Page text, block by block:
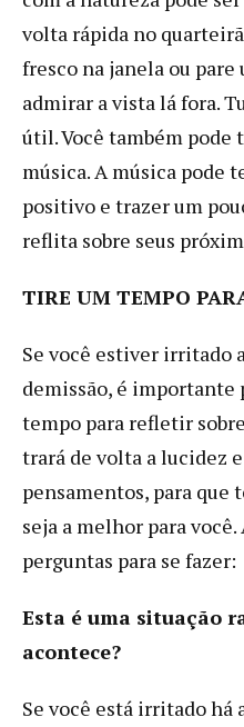
volta rápida no
fresco na janela ou
admirar a vista lá fora.
útil. Você também
música. A música pode
positivo e trazer um
reflita sobre seus
TIRE UM TEMPO
Se você estiver irritado
demissão, é importante
tempo para refletir
trará de volta a lucidez
pensamentos, para que
seja a melhor para
perguntas para se fazer:
Esta é uma situação
acontece?
Se você está irritado há